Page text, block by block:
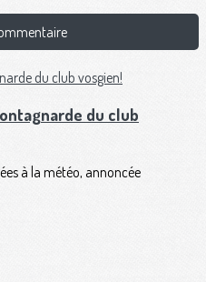
du club
à la météo, annoncée